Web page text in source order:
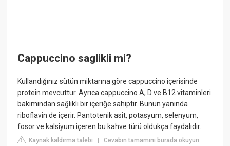
Cappuccino saglikli mi?
Kullandığınız sütün miktarına göre cappuccino içerisinde
protein mevcuttur. Ayrıca cappuccino A, D ve B12 vitaminleri
bakımından sağlıklı bir içeriğe sahiptir. Bunun yanında
riboflavin de içerir. Pantotenik asit, potasyum, selenyum,
fosor ve kalsiyum içeren bu kahve türü oldukça faydalıdır.
Kaynak kaldırma talebi |Cevabın tamamını burada okuyun: